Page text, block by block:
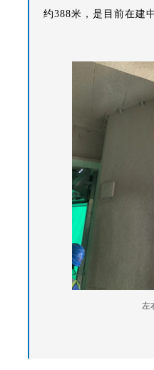
约388米，是目前在建
左